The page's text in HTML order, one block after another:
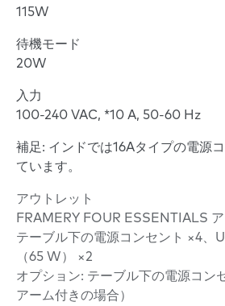
115W
待機モード
20W
入力
100-240 VAC, *10 A, 50-60 Hz
補足: インドでは16Aタイプの電源
ています。
アウトレット
FRAMERY FOUR ESSENTIALS ア
テーブル下の電源コンセント ×4、
（65 W） ×2
オプション: テーブル下の電源コン
アーム付きの場合）